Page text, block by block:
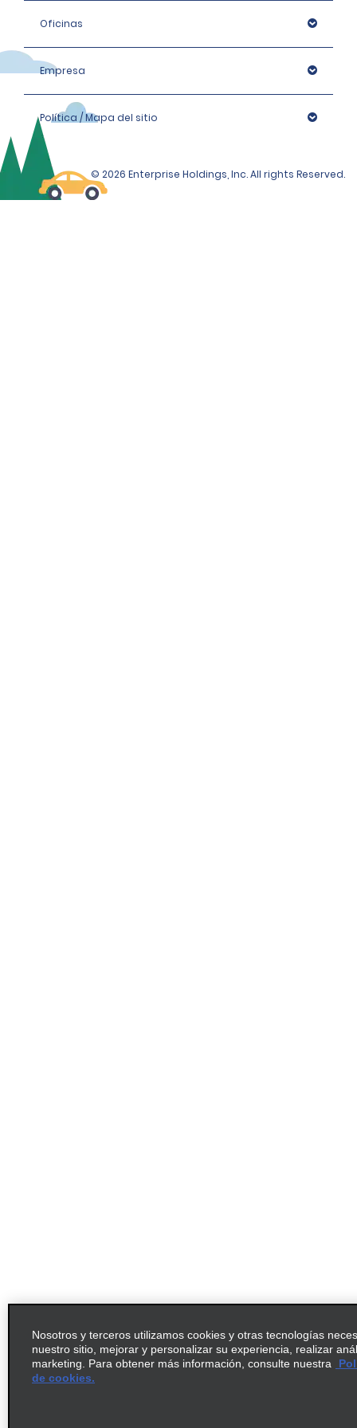
Oficinas
Empresa
Política / Mapa del sitio
© 2026 Enterprise Holdings, Inc. All rights Reserved.
Nosotros y terceros utilizamos cookies y otras tecnologías
nuestro sitio, mejorar y personalizar su experiencia, realizar
marketing. Para obtener más información, consulte nuestra
de cookies.